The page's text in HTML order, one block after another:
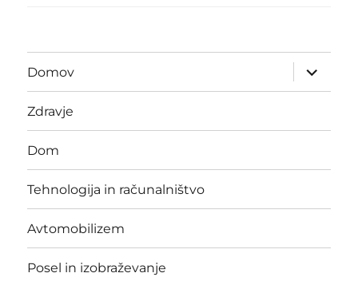
Domov
expand
child
menu
Zdravje
Dom
Tehnologija in računalništvo
Avtomobilizem
Posel in izobraževanje